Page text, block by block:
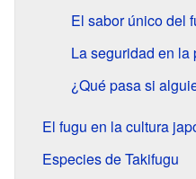
El sabor único del
La seguridad en la
¿Qué pasa si
El fugu en la cultura
Especies de Takifugu